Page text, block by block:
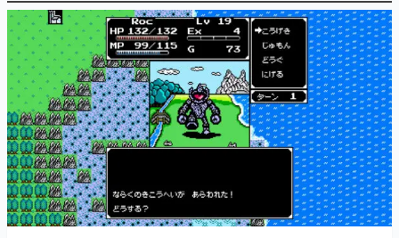
日本モバイルゲーム産業史
日本のモバイルゲーム史における主要なトピック・タイト
ルを網羅するほか、開発者へのインタビューや識者による
解説を掲載。約20年の歴史が一望できる決定版！
若ゲのいたり〜ゲームクリエイターの青春〜
『うつヌケ』『ペンと箸』等で知られるマンガ家・田中圭
一先生によるゲーム業界レポートマンガです。
なんでゲームは面白い？
ゲーム開発者・hamatsu氏がゲームの魅力を画面や操作の
具体的な形から解き明かしていく、硬派で骨太な評論連載
です。